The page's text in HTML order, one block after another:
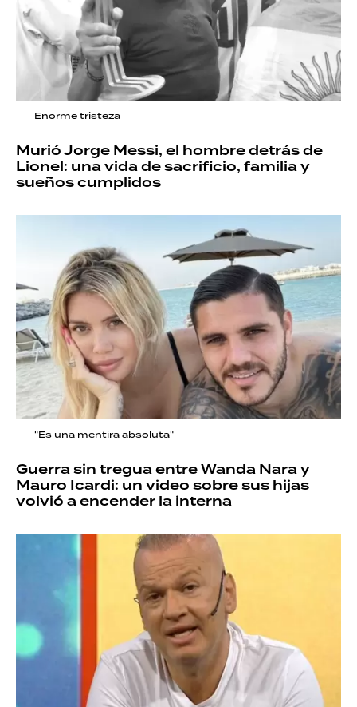
Enorme tristeza
Murió Jorge Messi, el hombre detrás de
Lionel: una vida de sacrificio, familia y
sueños cumplidos
"Es una mentira absoluta"
Guerra sin tregua entre Wanda Nara y
Mauro Icardi: un video sobre sus hijas
volvió a encender la interna